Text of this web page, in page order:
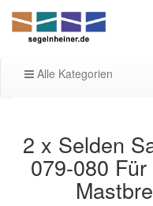
Alle Kategorien
2 x Selden
079-080